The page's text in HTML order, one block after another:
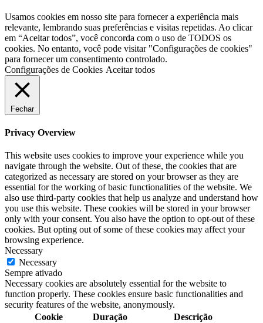
Usamos cookies em nosso site para fornecer a experiência mais
relevante, lembrando suas preferências e visitas repetidas. Ao clicar
em “Aceitar todos”, você concorda com o uso de TODOS os
cookies. No entanto, você pode visitar "Configurações de cookies"
para fornecer um consentimento controlado.
Configurações de Cookies Aceitar todos
Fechar
Privacy Overview
This website uses cookies to improve your experience while you
navigate through the website. Out of these, the cookies that are
categorized as necessary are stored on your browser as they are
essential for the working of basic functionalities of the website. We
also use third-party cookies that help us analyze and understand how
you use this website. These cookies will be stored in your browser
only with your consent. You also have the option to opt-out of these
cookies. But opting out of some of these cookies may affect your
browsing experience.
Necessary
Necessary
Sempre ativado
Necessary cookies are absolutely essential for the website to
function properly. These cookies ensure basic functionalities and
security features of the website, anonymously.
Cookie
Duração Descrição